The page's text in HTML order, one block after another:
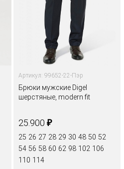
Артикул: 99652-22-Пэр
Брюки мужские Digel
шерстяные, modern fit
25.900 ₽
25 26 27 28 29 30 48 50 52
54 56 58 60 62 98 102 106
110 114